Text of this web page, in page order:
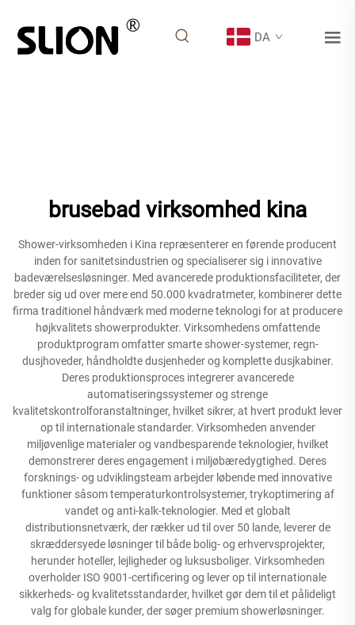
DA
brusebad virksomhed kina
Shower-virksomheden i Kina repræsenterer en førende producent
inden for sanitetsindustrien og specialiserer sig i innovative
badeværelsesløsninger. Med avancerede produktionsfaciliteter, der
breder sig ud over mere end 50.000 kvadratmeter, kombinerer dette
firma traditionel håndværk med moderne teknologi for at producere
højkvalitets showerprodukter. Virksomhedens omfattende
produktprogram omfatter smarte shower-systemer, regn-
dusjhoveder, håndholdte dusjenheder og komplette dusjkabiner.
Deres produktionsproces integrerer avancerede
automatiseringssystemer og strenge
kvalitetskontrolforanstaltninger, hvilket sikrer, at hvert produkt lever
op til internationale standarder. Virksomheden anvender
miljøvenlige materialer og vandbesparende teknologier, hvilket
demonstrerer deres engagement i miljøbæredygtighed. Deres
forsknings- og udviklingsteam arbejder løbende med innovative
funktioner såsom temperaturkontrolsystemer, trykoptimering af
vandet og anti-kalk-teknologier. Med et globalt
distributionsnetværk, der rækker ud til over 50 lande, leverer de
skræddersyede løsninger til både bolig- og erhvervsprojekter,
herunder hoteller, lejligheder og luksusboliger. Virksomheden
overholder ISO 9001-certificering og lever op til internationale
sikkerheds- og kvalitetsstandarder, hvilket gør dem til et pålideligt
valg for globale kunder, der søger premium showerløsninger.